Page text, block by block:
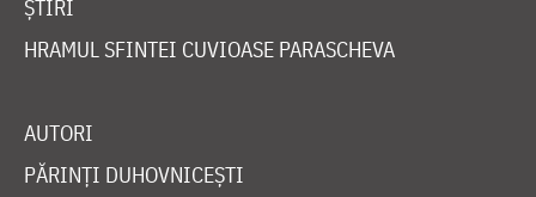
ȘTIRI
HRAMUL SFINTEI CUVIOASE PARASCHEVA
AUTORI
PĂRINȚI DUHOVNICEȘTI